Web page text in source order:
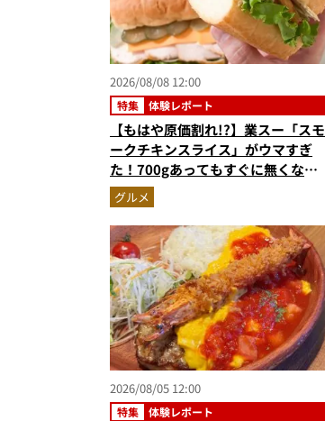
2026/08/08 12:00
特集 体験レポート
【もはや原価割れ!?】業スー「スモ
ークチキンスライス」がウマすぎ
た！700gあってもすぐに無くな
る“絶品アレンジ”5選で物価高もへ
っちゃら
グルメ
2026/08/05 12:00
特集 体験レポート